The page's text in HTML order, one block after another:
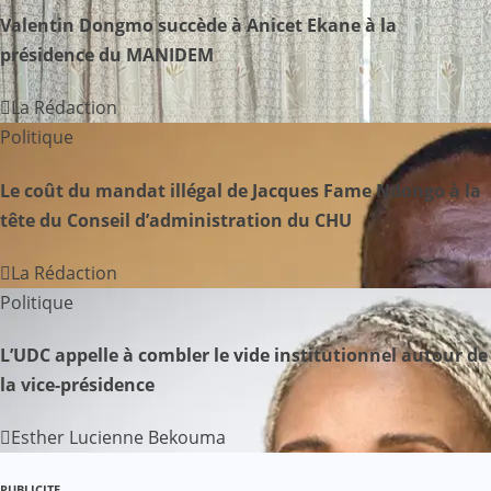
t
i
o
d
l
’
a
r
t
Valentin Dongmo succède à Anicet Ekane à la
présidence du MANIDEM
La Rédaction
Politique
Le coût du mandat illégal de Jacques Fame Ndongo à la
tête du Conseil d’administration du CHU
La Rédaction
Politique
L’UDC appelle à combler le vide institutionnel autour de
la vice-présidence
Esther Lucienne Bekouma